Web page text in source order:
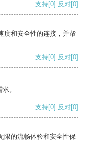
支持[0] 反对[0]
度和安全性的连接，并帮
支持[0] 反对[0]
。
支持[0] 反对[0]
限的流畅体验和安全性保